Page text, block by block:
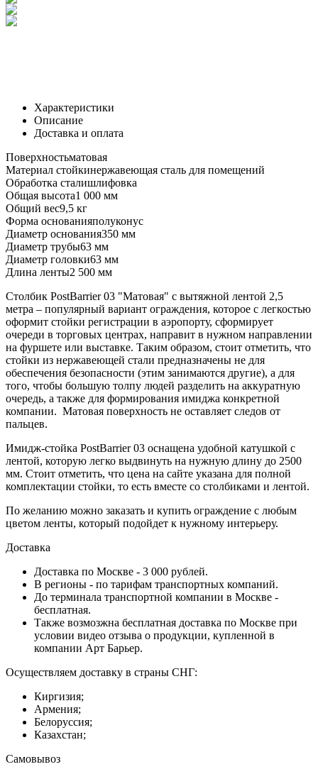
Характеристики
Описание
Доставка и оплата
Поверхностьматовая
Материал стойкинержавеющая сталь для помещений
Обработка сталишлифовка
Общая высота1 000 мм
Общий вес9,5 кг
Форма основанияполуконус
Диаметр основания350 мм
Диаметр трубы63 мм
Диаметр головки63 мм
Длина ленты2 500 мм
Столбик PostBarrier 03 "Матовая" с вытяжной лентой 2,5
метра – популярный вариант ограждения, которое с легкостью
оформит стойки регистрации в аэропорту, сформирует
очереди в торговых центрах, направит в нужном направлении
на фуршете или выставке. Таким образом, стоит отметить, что
стойки из нержавеющей стали предназначены не для
обеспечения безопасности (этим занимаются другие), а для
того, чтобы большую толпу людей разделить на аккуратную
очередь, а также для формирования имиджа конкретной
компании. Матовая поверхность не оставляет следов от
пальцев.
Имидж-стойка PostBarrier 03 оснащена удобной катушкой с
лентой, которую легко выдвинуть на нужную длину до 2500
мм. Стоит отметить, что цена на сайте указана для полной
комплектации стойки, то есть вместе со столбиками и лентой.
По желанию можно заказать и купить ограждение с любым
цветом ленты, который подойдет к нужному интерьеру.
Доставка
Доставка по Москве - 3 000 рублей.
В регионы - по тарифам транспортных компаний.
До терминала транспортной компании в Москве -
бесплатная.
Также возмозжна бесплатная доставка по Москве при
условии видео отзыва о продукции, купленной в
компании Арт Барьер.
Осуществляем доставку в страны СНГ:
Киргизия;
Армения;
Белоруссия;
Казахстан;
Самовывоз